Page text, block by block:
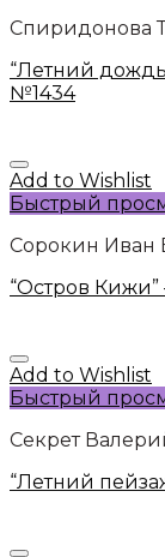
Спиридонова
“Летний
№1434
Add to Wishlist
Быстрый
Сорокин Иван
“Остров Кижи”
Add to Wishlist
Быстрый
Секрет
“Летний